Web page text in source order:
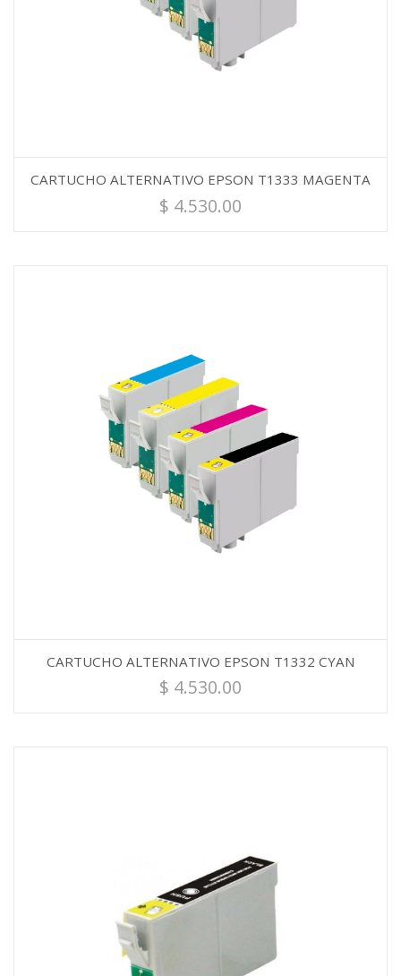
CARTUCHO ALTERNATIVO EPSON T1333 MAGENTA
$ 4.530.00
CARTUCHO ALTERNATIVO EPSON T1332 CYAN
$ 4.530.00